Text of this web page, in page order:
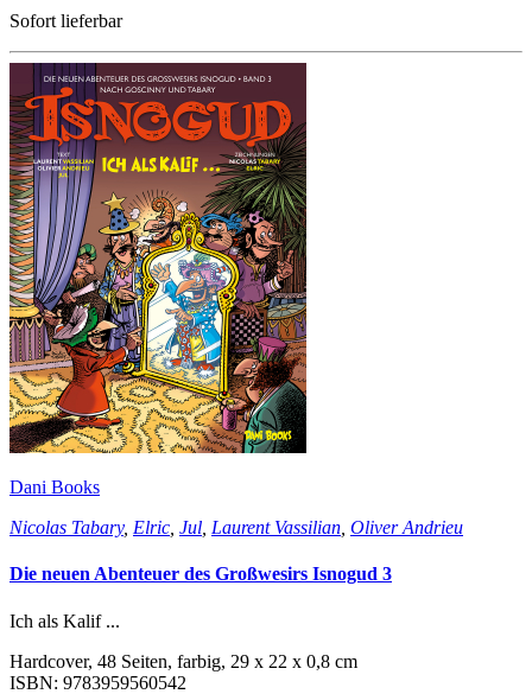
Sofort lieferbar
Dani Books
Nicolas Tabary, Elric Jul Laurent Vassilian Oliver Andrieu
Die neuen Abenteuer des Großwesirs Isnogud 3
Ich als Kalif ...
Hardcover, 48 Seiten, farbig, 29 x 22 x 0,8 cm
ISBN: 9783959560542